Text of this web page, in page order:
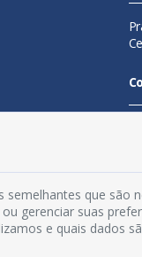
semelhantes que são
gerenciar suas
e quais dados